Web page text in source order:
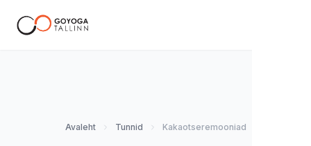
Avaleht Tunnid Kakaotseremooniad